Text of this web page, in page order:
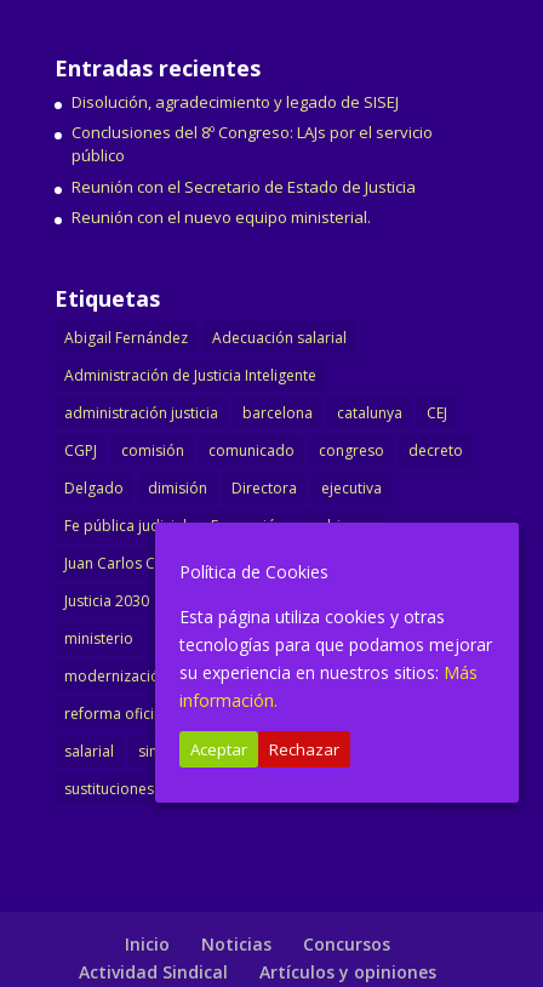
Entradas recientes
Disolución, agradecimiento y legado de SISEJ
Conclusiones del 8º Congreso: LAJs por el servicio
público
Reunión con el Secretario de Estado de Justicia
Reunión con el nuevo equipo ministerial.
Etiquetas
Abigail Fernández
Adecuación salarial
Administración de Justicia Inteligente
administración justicia
barcelona catalunya
CEJ
CGPJ
comisión comunicado congreso
decreto
Delgado
dimisión Directora
ejecutiva
Fe pública judicial
Formación
gobierno
Juan Carlos Campo
Jurisprudencia
Justicia 2030
ministerio
Ministra Justicia
Ministro de Justicia
modernización
noticias Portavoz
reforma
reforma oficina
renovación
salarial
sindicalismo sindicato sisej
sustituciones
Inicio Noticias
Concursos
Actividad Sindical
Artículos y opiniones
Política de Cookies
Esta página utiliza cookies y otras
tecnologías para que podamos mejorar
su experiencia en nuestros sitios: Más
información.
Aceptar Rechazar